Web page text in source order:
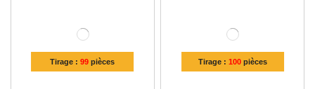
Tirage :99 pièces Tirage : 100pièces